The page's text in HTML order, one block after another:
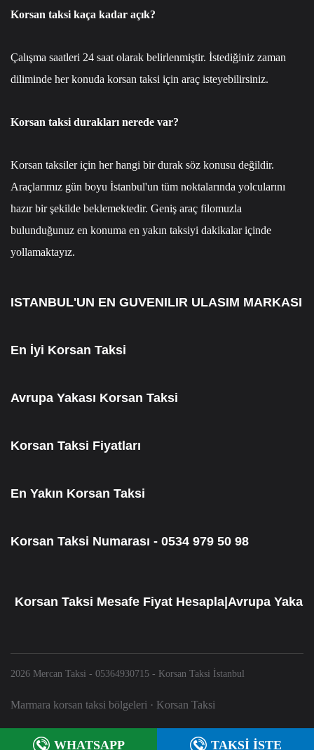
Korsan taksi kaça kadar açık?
Çalışma saatleri 24 saat olarak belirlenmiştir. İstediğiniz zaman
diliminde her konuda korsan taksi için araç isteyebilirsiniz.
Korsan taksi durakları nerede var?
Korsan taksiler için her hangi bir durak söz konusu değildir.
Araçlarımız gün boyu İstanbul'un tüm noktalarında yolcularını
hazır bir şekilde beklemektedir. Geniş araç filomuzla
bulunduğunuz en konuma en yakın taksiyi dakikalar içinde
yollamaktayız.
ISTANBUL'UN EN GUVENILIR ULASIM MARKASI
En İyi Korsan Taksi
Avrupa Yakası Korsan Taksi
Korsan Taksi Fiyatları
En Yakın Korsan Taksi
Korsan Taksi Numarası - 0534 979 50 98
Taksi Mesafe Fiyat Hesapla|Avrupa Yakası
2026 Mercan Taksi - 05364930715 - Korsan Taksi İstanbul
Marmara korsan taksi bölgeleri · Korsan Taksi
Sosyal Medya:WHATSAPP TAKSİ İSTE